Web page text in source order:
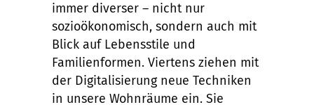
immer diverser – nicht nur
sozioökonomisch, sondern auch mit
Blick auf Lebensstile und
Familienformen. Viertens ziehen mit
der Digitalisierung neue Techniken
in unsere Wohnräume ein. Sie